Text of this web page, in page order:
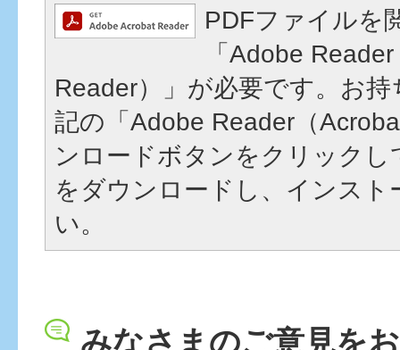
PDFファイルを
「Adobe
Reader）」が必要です。お
記の「Adobe Reader（
ンロードボタンをクリック
をダウンロードし、インスト
い。
みなさまのご意見を